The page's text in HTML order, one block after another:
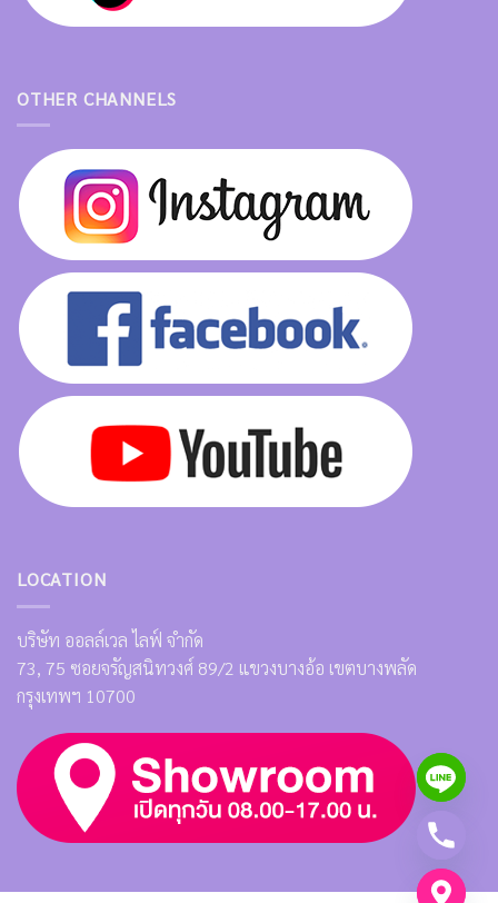
OTHER CHANNELS
LOCATION
บริษัท ออลล์เวล ไลฟ์ จำกัด
73, 75 ซอยจรัญสนิทวงศ์ 89/2 แขวงบางอ้อ เขตบางพลัด
กรุงเทพฯ 10700